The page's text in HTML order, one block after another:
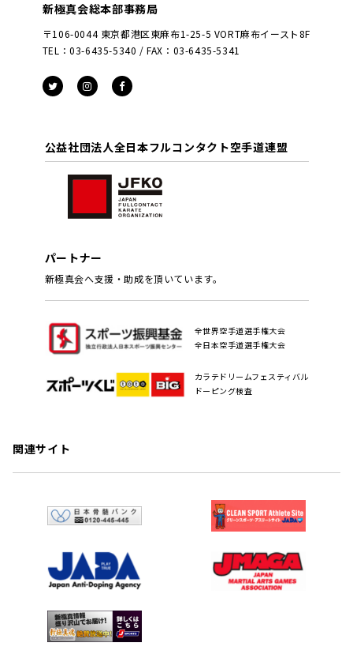
新極真会総本部事務局
〒106-0044 東京都港区東麻布1-25-5 VORT麻布イースト8F
TEL：03-6435-5340 / FAX：03-6435-5341
公益社団法人全日本フルコンタクト空手道連盟
パートナー
新極真会へ支援・助成を頂いています。
全世界空手道選手権大会
全日本空手道選手権大会
カラテドリームフェスティバル
ドーピング検査
関連サイト